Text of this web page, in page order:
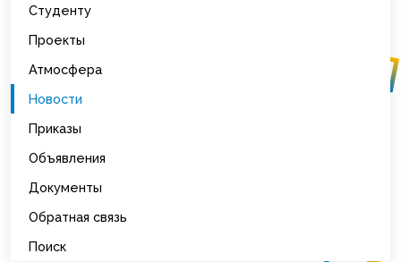
Студенту
Проекты
Атмосфера
Новости
Приказы
Объявления
Документы
Обратная связь
Поиск